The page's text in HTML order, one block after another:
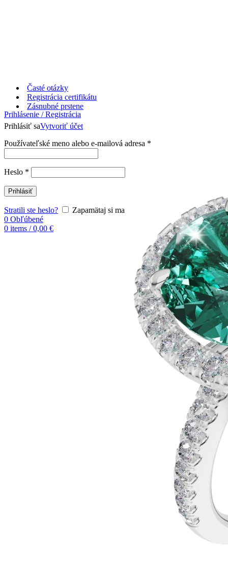
Časté otázky
Registrácia certifikátu
Prihlásenie / Registrácia
Prihlásiť saVytvoriť účet
Používateľské meno alebo e-mailová adresa *
Heslo *
Prihlásiť
Stratili ste heslo?
Zapamätaj si ma
0 Obľúbené
0 items / 0,00 €
Zásnubné prstene